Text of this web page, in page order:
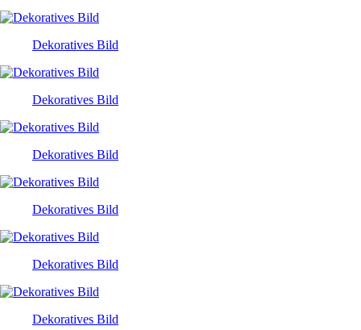
Dekoratives Bild
Dekoratives Bild
Dekoratives Bild
Dekoratives Bild
Dekoratives Bild
Dekoratives Bild